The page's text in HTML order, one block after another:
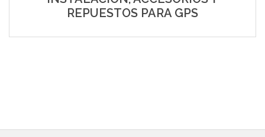
REPUESTOS PARA GPS